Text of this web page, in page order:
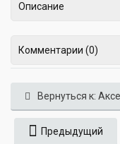
Описание
Комментарии (0)
Вернуться к:
Предыдущий